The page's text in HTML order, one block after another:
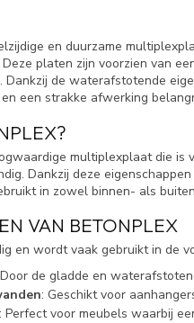
en duurzame
platen zijn voorzien van
Dankzij de waterafstotende
een strakke afwerking
multiplexplaat die is
Dankzij deze
in zowel binnen- als
VAN BETONPLEX
en wordt vaak gebruikt in de
de gladde en
: Geschikt voor
: Perfect voor meubels waarbij